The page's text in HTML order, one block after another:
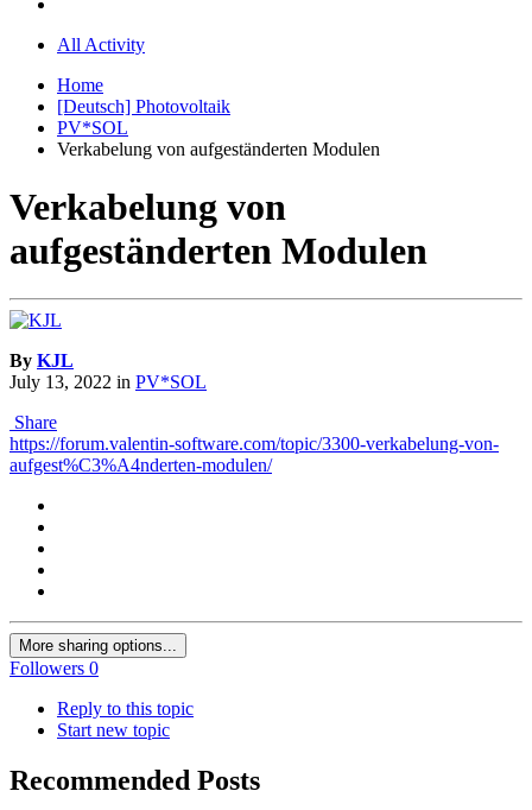
All Activity
Home
[Deutsch] Photovoltaik
PV*SOL
Verkabelung von aufgeständerten Modulen
Verkabelung von
aufgeständerten Modulen
By KJL
July 13, 2022 in PV*SOL
Share
https://forum.valentin-software.com/topic/3300-verkabelung-von-
aufgest%C3%A4nderten-modulen/
More sharing options...
Followers 0
Reply to this topic
Start new topic
Recommended Posts